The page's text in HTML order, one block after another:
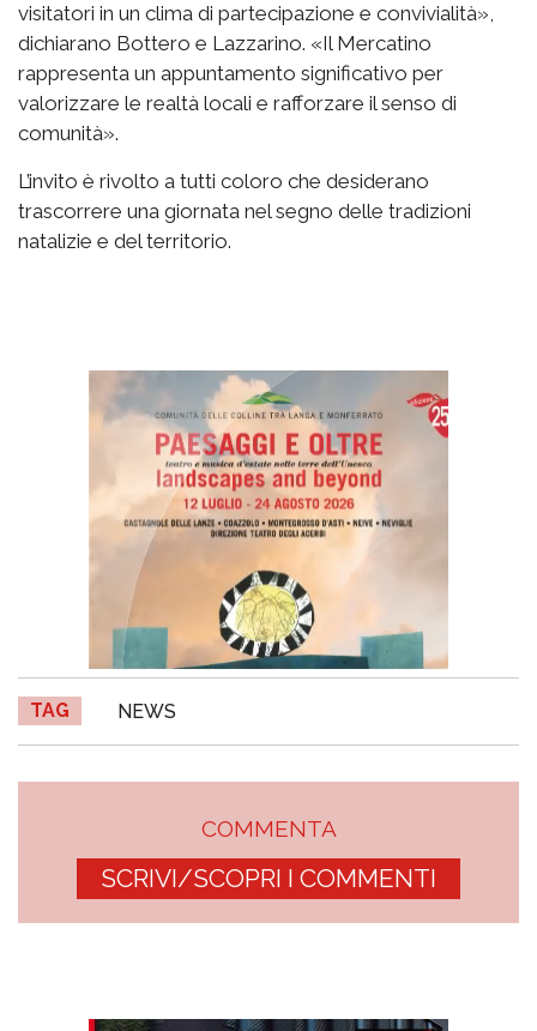
visitatori in un clima di partecipazione e convivialità»,
dichiarano Bottero e Lazzarino. «Il Mercatino
rappresenta un appuntamento significativo per
valorizzare le realtà locali e rafforzare il senso di
comunità».
L’invito è rivolto a tutti coloro che desiderano
trascorrere una giornata nel segno delle tradizioni
natalizie e del territorio.
TAG NEWS
COMMENTA
SCRIVI/SCOPRI I COMMENTI